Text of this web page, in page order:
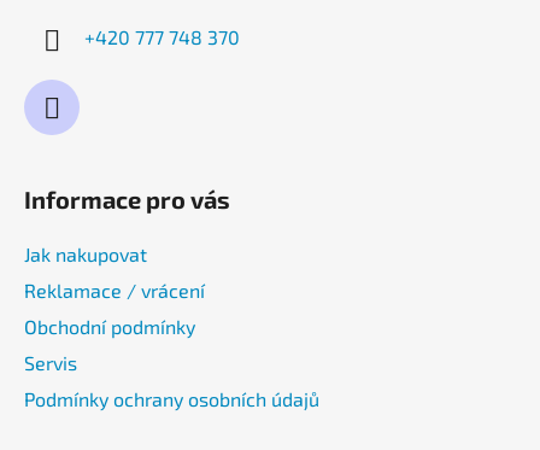
+420 777 748 370
Informace pro vás
Jak nakupovat
Reklamace / vrácení
Obchodní podmínky
Servis
Podmínky ochrany osobních údajů